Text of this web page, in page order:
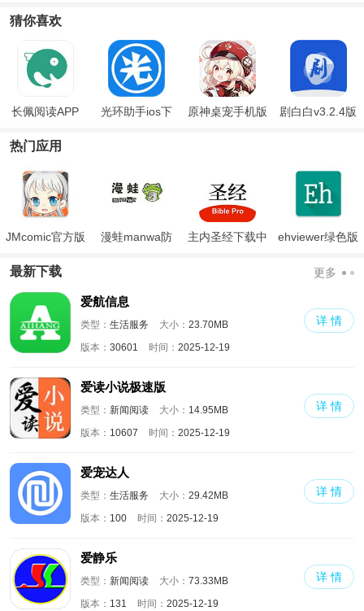
猜你喜欢
长佩阅读APP
光环助手ios下
原神桌宠手机版
剧白白v3.2.4版
热门应用
JMcomic官方版
漫蛙manwa防
主内圣经下载中
ehviewer绿色版
最新下载 更多
爱航信息
类型： 生活服务 大小： 23.70MB
版本： 30601 时间： 2025-12-19
详 情
爱读小说极速版
类型： 新闻阅读 大小： 14.95MB
版本： 10607 时间： 2025-12-19
详 情
爱宠达人
类型： 生活服务 大小： 29.42MB
版本： 100 时间： 2025-12-19
详 情
爱静乐
类型： 新闻阅读 大小： 73.33MB
版本： 131 时间： 2025-12-19
详 情